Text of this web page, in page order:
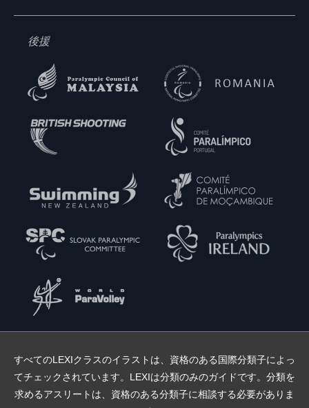
後援
すべてのLEXIクラスのイラストは、資格のある国際分類子によっ
てチェックされています。LEXIは分類のみのガイドです。分類を
求めるアスリートは、資格のある分類子に相談する必要がありま